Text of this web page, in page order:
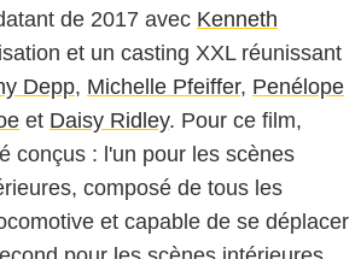
de 2017 avec Kenneth
et un casting XXL réunissant
Depp, Michelle Pfeiffer, Penélope
et Daisy Ridley. Pour ce film,
conçus : l'un pour les scènes
composé de tous les
et capable de se déplacer